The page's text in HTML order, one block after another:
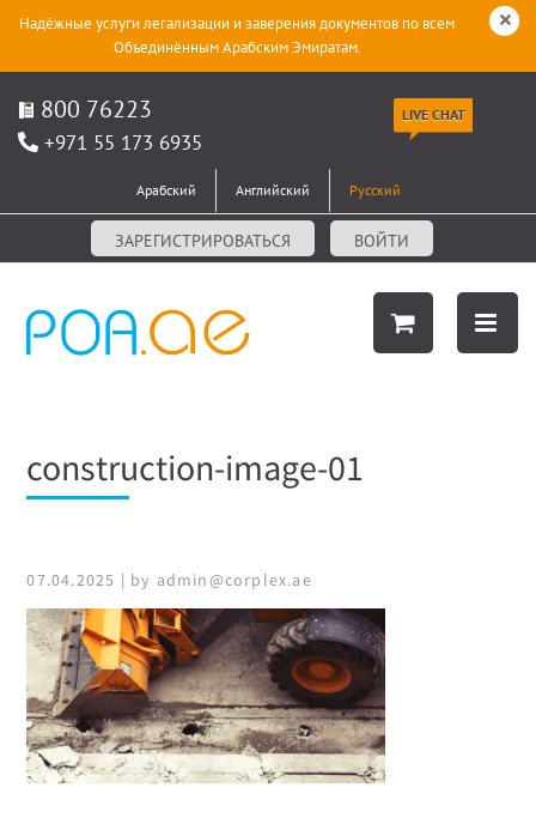
Надёжные услуги легализации и заверения документов по всем
Объединённым Арабским Эмиратам.
800 76223
+971 55 173 6935
LIVE CHAT
Арабский Английский Русский
ЗАРЕГИСТРИРОВАТЬСЯ ВОЙТИ
construction-image-01
07.04.2025 | by admin@corplex.ae